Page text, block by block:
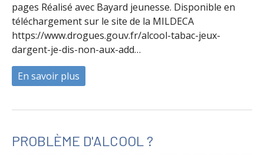
pages Réalisé avec Bayard jeunesse. Disponible en
téléchargement sur le site de la MILDECA
https://www.drogues.gouv.fr/alcool-tabac-jeux-
dargent-je-dis-non-aux-add…
En savoir plus
PROBLÈME D'ALCOOL ?